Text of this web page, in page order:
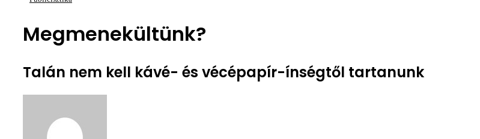
Megmenekültünk?
Talán nem kell kávé- és vécépapír-ínségtől tartanunk